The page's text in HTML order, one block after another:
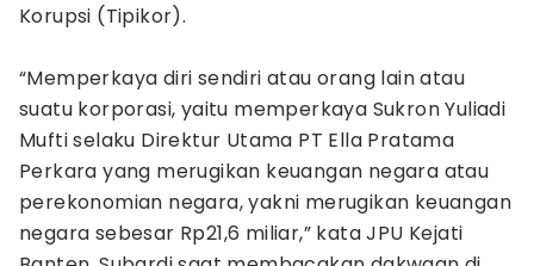
Korupsi (Tipikor).
“Memperkaya diri sendiri atau orang lain atau
suatu korporasi, yaitu memperkaya Sukron Yuliadi
Mufti selaku Direktur Utama PT Ella Pratama
Perkara yang merugikan keuangan negara atau
perekonomian negara, yakni merugikan keuangan
negara sebesar Rp21,6 miliar,” kata JPU Kejati